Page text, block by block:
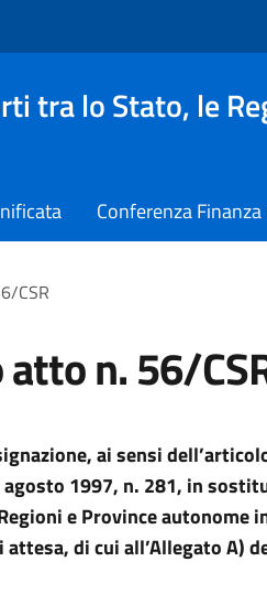
tra lo Stato, le
Conferenza
CSR
n. 56/
ai sensi
1997, n. 281, in
e Province autonome
di cui all’Allegato A)